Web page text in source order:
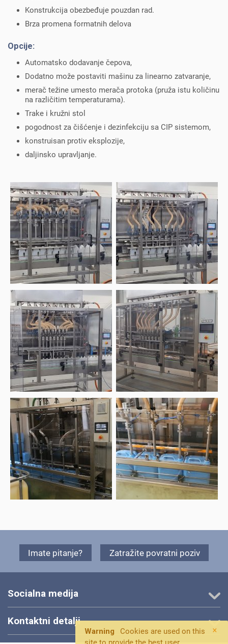
×
Warning
Cookies are used on this
Konstrukcija obezbeđuje pouzdan rad.
Brza promena formatnih delova
Opcije:
Automatsko dodavanje čepova,
Dodatno može postaviti mašinu za linearno zatvaranje,
merač težine umesto merača protoka (pruža istu količinu
na različitim temperaturama).
Trake i kružni stol
pogodnost za čišćenje i dezinfekciju sa CIP sistemom,
konstruisan protiv eksplozije,
daljinsko upravljanje.
Imate pitanje? Zatražite povratni poziv
Socialna medija
Kontaktni detalji